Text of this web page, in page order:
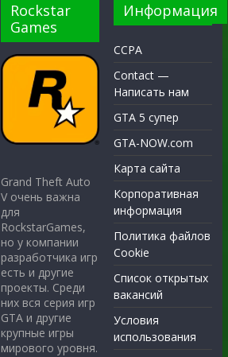
Rockstar
Games
Grand Theft Auto
V очень важна
для
RockstarGames,
но у компании
разработчика игр
есть и другие
проекты. Среди
них вся серия игр
GTA и другие
крупные игры
мирового уровня.
Информация
CCPA
Contact —
Написать нам
GTA 5 супер
GTA-NOW.com
Карта сайта
Корпоративная
информация
Политика файлов
Cookie
Список открытых
вакансий
Условия
использования